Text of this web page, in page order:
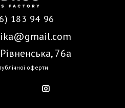
183 94 96
76а
оферти